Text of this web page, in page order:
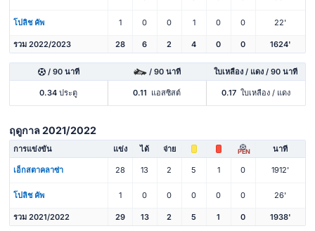
โปลิช คัพ 1 0 0 1 0 0 22'
รวม 2022/2023 28 6 2 4 0 0 1624'
/ 90 นาที / 90 นาที ใบเหลือง / แดง / 90 นาที
0.34 ประตู 0.11 แอสซิสต์ 0.17 ใบเหลือง / แดง
ฤดูกาล 2021/2022
การแข่งขัน แข่ง ได้ จ่าย PEN นาที
เอ็กสตาคลาซ่า 28 13 2 5 1 0 1912'
โปลิช คัพ 1 0 0 0 0 0 26'
รวม 2021/2022 29 13 2 5 1 0 1938'